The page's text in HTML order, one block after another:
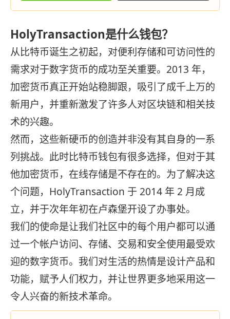
HolyTransaction是什么钱包？
从比特币诞生之初起，对便利存储和可访问性的
需求对于数字货币的成功至关重要。2013 年，
加密货币真正开始站稳脚跟，吸引了成千上万的
新用户，并重新激发了许多人对区块链和相关技
术的兴趣。
然而，这些新硬币的创造并非没有其自身的一系
列挑战。此时比特币钱包有很多选择，但对于其
他加密货币，在线存储是不存在的。为了解决这
个问题，HolyTransaction 于 2014 年 2 月成
立，并于次年年初在卢森堡开设了办事处。
我们的使命是让我们社区中的每个用户都可以通
过一个帐户访问、存储、交易和安全使用最受欢
迎的数字货币。我们对生活的热情是设计产品和
功能，赋予人们权力，并让世界更多地采用这一
令人兴奋的新技术革命。